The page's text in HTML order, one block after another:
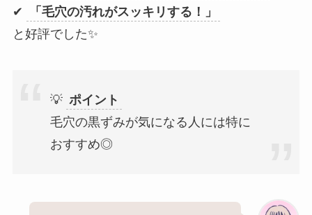
✔
「毛穴の汚れがスッキリする！」
と好評でした✨
💡 ポイント
毛穴の黒ずみが気になる人には特に
おすすめ◎